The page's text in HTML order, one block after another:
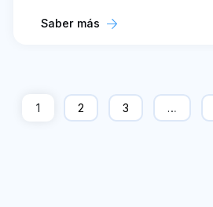
Saber más
1 2 3 …